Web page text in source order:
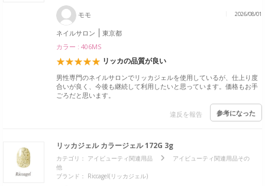
モモ 2026/08/01
ネイルサロン
東京都
カラー : 406MS
リッカの品質が良い
男性専門のネイルサロンでリッカジェルを使用しているが、仕上り度
合いが良く、今後も継続して利用したいと思っています。価格もお手
ごろだと思います。
違反を報告 参考になった
リッカジェル カラージェル 172G 3g
カテゴリ： アイビューティ関連用品
アイビューティ関連用品その
他
ブランド： Riccagel(リッカジェル)